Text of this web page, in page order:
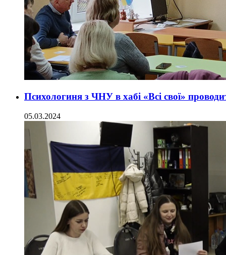
Психологиня з ЧНУ в хабі «Всі свої»
05.03.2024